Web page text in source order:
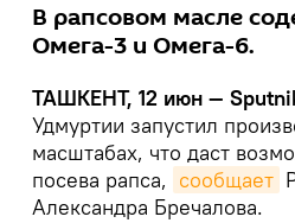
В рапсовом масле
Омега-3 и Омега-6.
ТАШКЕНТ, 12 июн —
Удмуртии запустил
масштабах, что даст
посева рапса, сообщает
Александра Бречалова.